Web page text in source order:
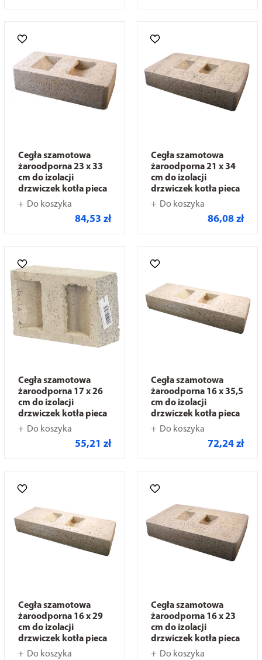
Cegła szamotowa
żaroodporna 23 x 33
cm do izolacji
drzwiczek kotła pieca
Do koszyka
84,53 zł
Cegła szamotowa
żaroodporna 21 x 34
cm do izolacji
drzwiczek kotła pieca
Do koszyka
86,08 zł
Cegła szamotowa
żaroodporna 17 x 26
cm do izolacji
drzwiczek kotła pieca
Do koszyka
55,21 zł
Cegła szamotowa
żaroodporna 16 x 35,5
cm do izolacji
drzwiczek kotła pieca
Do koszyka
72,24 zł
Cegła szamotowa
żaroodporna 16 x 29
cm do izolacji
drzwiczek kotła pieca
Do koszyka
Cegła szamotowa
żaroodporna 16 x 23
cm do izolacji
drzwiczek kotła pieca
Do koszyka